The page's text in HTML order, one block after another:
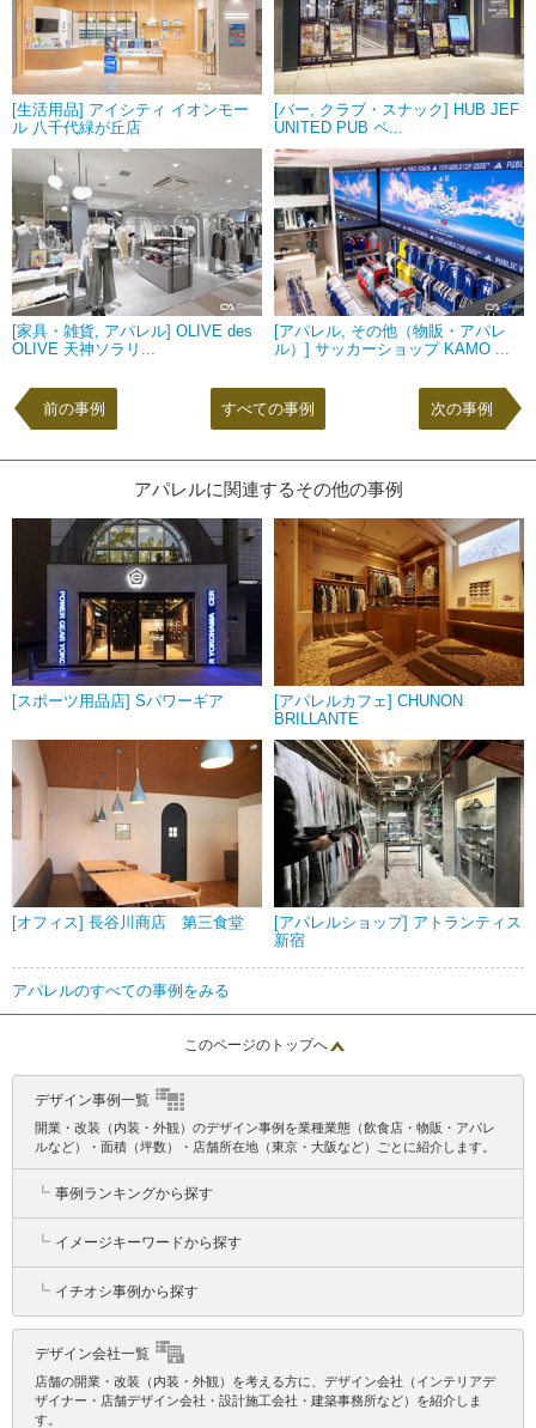
[生活用品] アイシティ イオンモー
ル 八千代緑が丘店
[バー, クラブ・スナック] HUB JEF
UNITED PUB ペ...
[家具・雑貨, アパレル] OLIVE des
OLIVE 天神ソラリ...
[アパレル, その他（物販・アパレ
ル）] サッカーショップ KAMO ...
前の事例 次の事例
すべての事例
アパレルに関連するその他の事例
[スポーツ用品店] Sパワーギア
[アパレルカフェ] CHUNON
BRILLANTE
[オフィス] 長谷川商店 第三食堂
[アパレルショップ] アトランティス
新宿
アパレルのすべての事例をみる
このページのトップへ
デザイン事例一覧
開業・改装（内装・外観）のデザイン事例を業種業態（飲食店・物販・アパレ
ルなど）・面積（坪数）・店舗所在地（東京・大阪など）ごとに紹介します。
┗ 事例ランキングから探す
┗ イメージキーワードから探す
┗ イチオシ事例から探す
デザイン会社一覧
店舗の開業・改装（内装・外観）を考える方に、デザイン会社（インテリアデ
ザイナー・店舗デザイン会社・設計施工会社・建築事務所など）を紹介しま
す。